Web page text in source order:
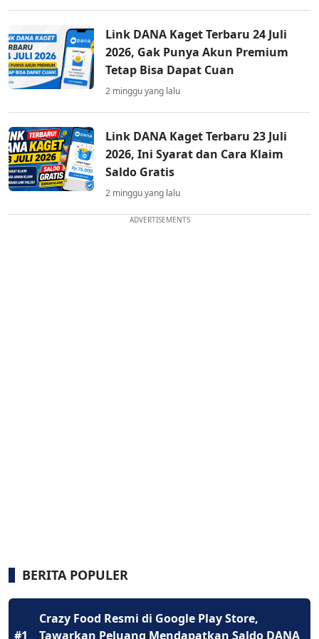
Link DANA Kaget Terbaru 24 Juli
2026, Gak Punya Akun Premium
Tetap Bisa Dapat Cuan
2 minggu yang lalu
Link DANA Kaget Terbaru 23 Juli
2026, Ini Syarat dan Cara Klaim
Saldo Gratis
2 minggu yang lalu
ADVERTISEMENTS
BERITA POPULER
#1
Crazy Food Resmi di Google Play Store,
Tawarkan Peluang Mendapatkan Saldo DANA